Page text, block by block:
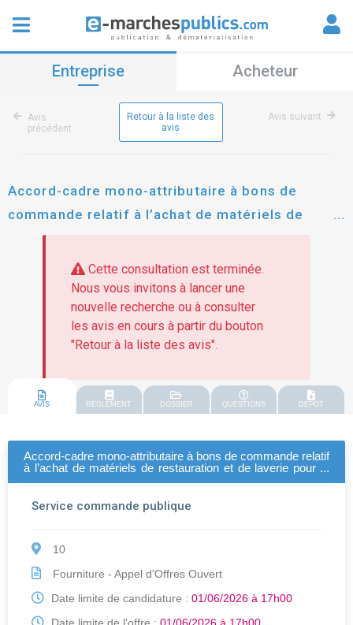
Entreprise Acheteur
Avis
précédent
Retour à la liste des
avis
Avis suivant
Accord-cadre mono-attributaire à bons de
commande relatif à l’achat de matériels de
restauration et de laverie pour la ville de troyes,
troyes champagne métropole (tcm) et le centre
municipal -.
Cette consultation est terminée.
Nous vous invitons à lancer une
nouvelle recherche ou à consulter
les avis en cours à partir du bouton
"Retour à la liste des avis".
AVIS REGLEMENT DOSSIER QUESTIONS DEPOT
Accord-cadre mono-attributaire à bons de commande relatif
à l’achat de matériels de restauration et de laverie pour la
Service commande publique
10
Fourniture - Appel d'Offres Ouvert
Date limite de candidature : 01/06/2026 à 17h00